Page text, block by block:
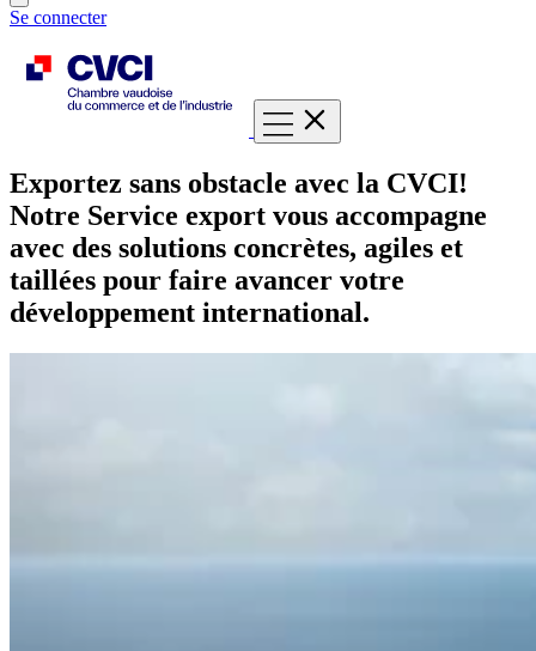
Se connecter
Exportez sans obstacle avec la CVCI!
Notre Service export vous accompagne
avec des solutions concrètes, agiles et
taillées pour faire avancer votre
développement international.